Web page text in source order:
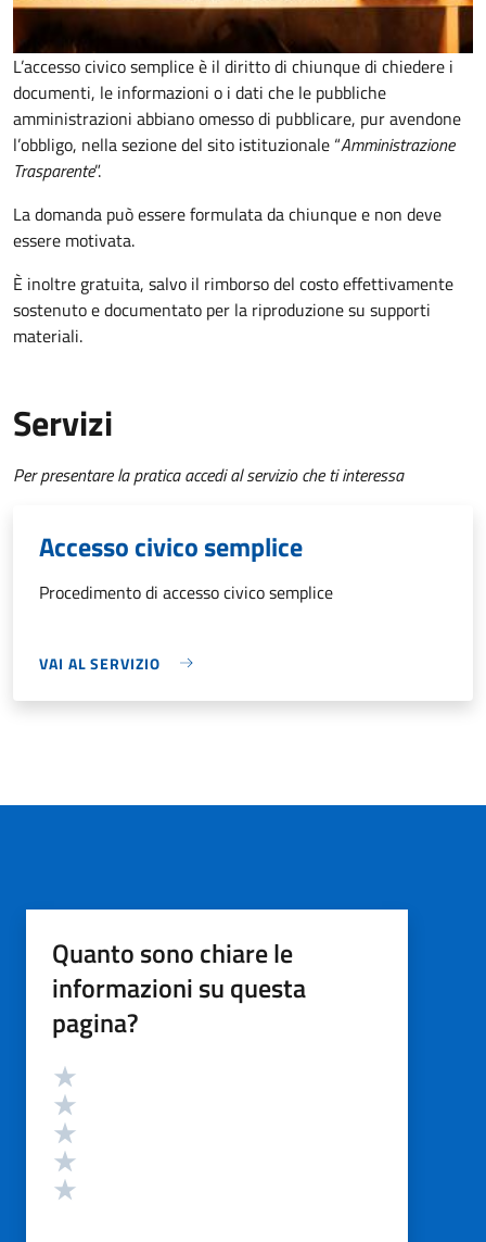
L’accesso civico semplice è il diritto di chiunque di chiedere i
documenti, le informazioni o i dati che le pubbliche
amministrazioni abbiano omesso di pubblicare, pur avendone
l’obbligo, nella sezione del sito istituzionale “Amministrazione
Trasparente”.
La domanda può essere formulata da chiunque e non deve
essere motivata.
È inoltre gratuita, salvo il rimborso del costo effettivamente
sostenuto e documentato per la riproduzione su supporti
materiali.
Servizi
Per presentare la pratica accedi al servizio che ti interessa
Accesso civico semplice
Procedimento di accesso civico semplice
VAI AL SERVIZIO
Quanto sono chiare le
informazioni su questa
pagina?
Valutazione